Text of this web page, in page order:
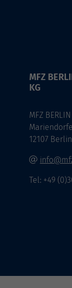
MFZ
KG
MFZ
12107 Berlin
Tel: +49